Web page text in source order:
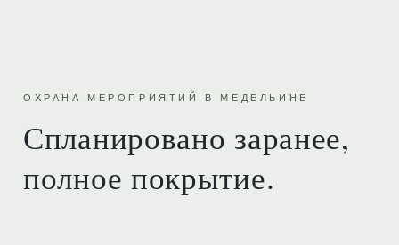
ОХРАНА МЕРОПРИЯТИЙ В МЕДЕЛЬИНЕ
Спланировано заранее,
полное покрытие.